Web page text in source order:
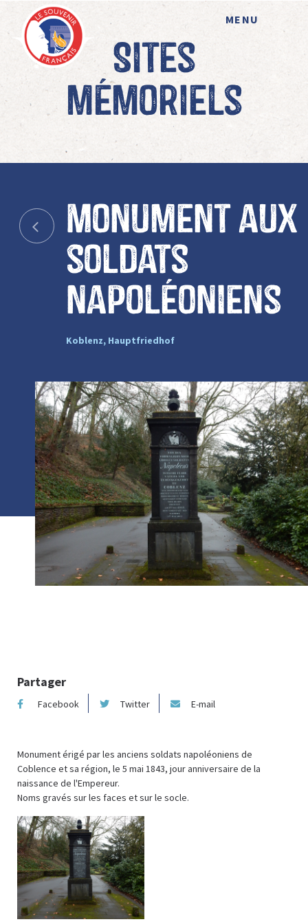
MENU
Sites
mémoriels
Monument aux
soldats
napoléoniens
Koblenz, Hauptfriedhof
Partager
Facebook Twitter E-mail
Monument érigé par les anciens soldats napoléoniens de
Coblence et sa région, le 5 mai 1843, jour anniversaire de la
naissance de l'Empereur.
Noms gravés sur les faces et sur le socle.